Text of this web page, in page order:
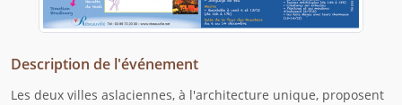
Description de l'événement
Les deux villes aslaciennes, à l'architecture unique, proposent